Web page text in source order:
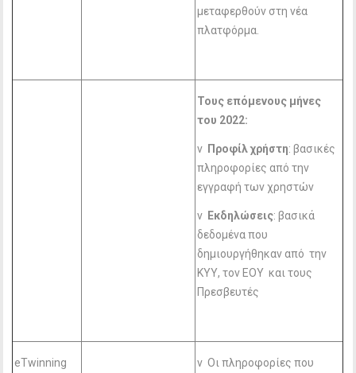
μεταφερθούν στη νέα
πλατφόρμα.
Τους επόμενους μήνες
του 2022:
v Προφίλ χρήστη: βασικές
πληροφορίες από την
εγγραφή των χρηστών
v Εκδηλώσεις: βασικά
δεδομένα που
δημιουργήθηκαν από την
ΚΥΥ, τον ΕΟΥ και τους
Πρεσβευτές
eTwinning
v Οι πληροφορίες που